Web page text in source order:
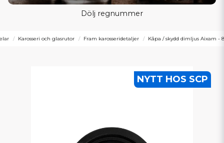
Dölj regnummer
Karosseri och glasrutor Fram karosseridetaljer Kåpa / skydd dimljus Aixam -
NYTT HOS SCP